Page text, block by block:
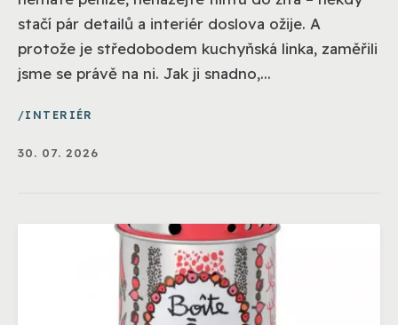
stačí pár detailů a interiér doslova ožije. A
protože je středobodem kuchyňská linka, zaměřili
jsme se právě na ni. Jak ji snadno,...
INTERIÉR
30. 07. 2026